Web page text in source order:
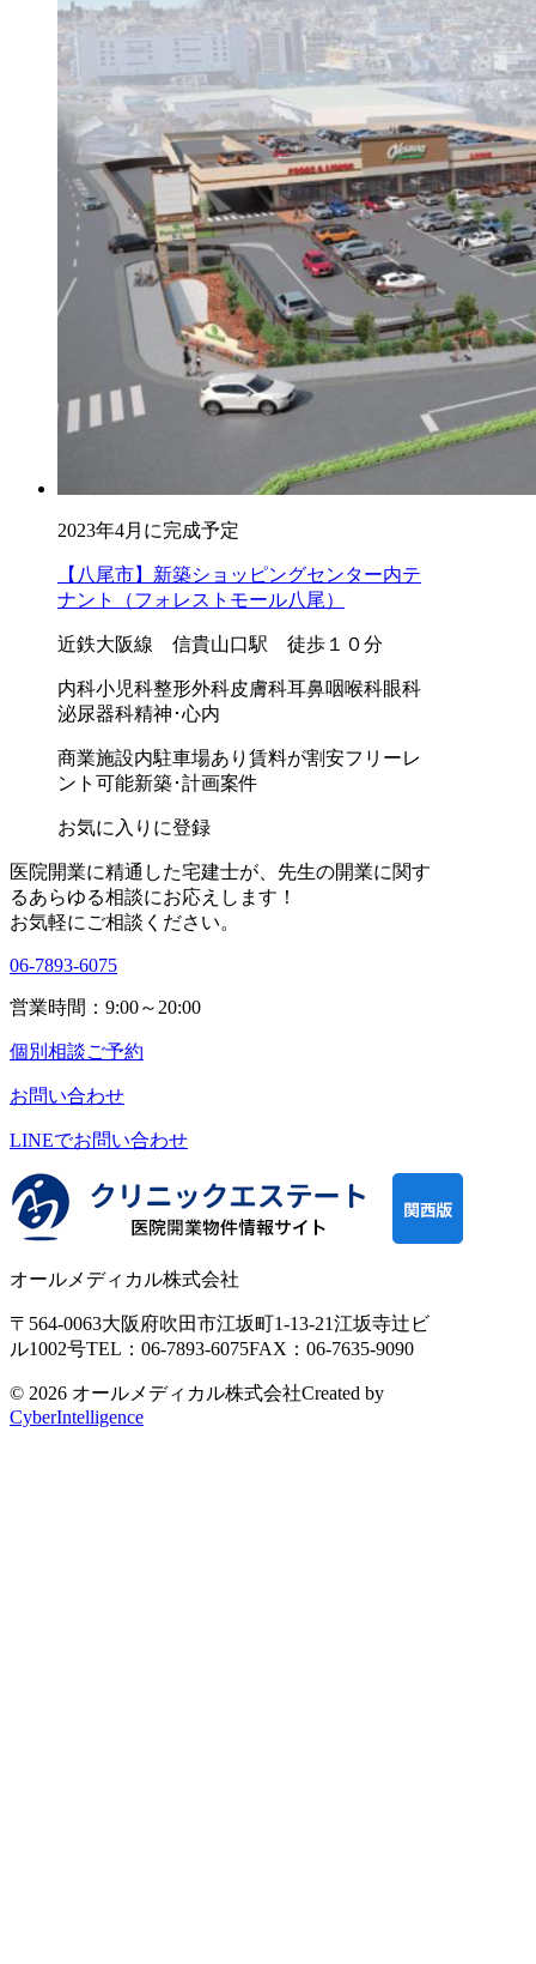
2023年4月に完成予定
【八尾市】新築ショッピングセンター内テ
ナント（フォレストモール八尾）
近鉄大阪線 信貴山口駅 徒歩１０分
内科小児科整形外科皮膚科耳鼻咽喉科眼科
泌尿器科精神･心内
商業施設内駐車場あり 賃料が割安フリーレ
ント可能新築･計画案件
お気に入りに登録
医院開業に精通した宅建士が、 先生の開業に関す
るあらゆる相談にお応えします！
お気軽にご相談ください。
06-7893-6075
営業時間：9:00～20:00
個別相談ご予約
お問い合わせ
LINEでお問い合わせ
オールメディカル株式会社
〒564-0063大阪府吹田市江坂町1-13-21江坂寺辻ビ
ル1002号TEL：06-7893-6075FAX：06-7635-9090
© 2026 オールメディカル株式会社Created by
CyberIntelligence